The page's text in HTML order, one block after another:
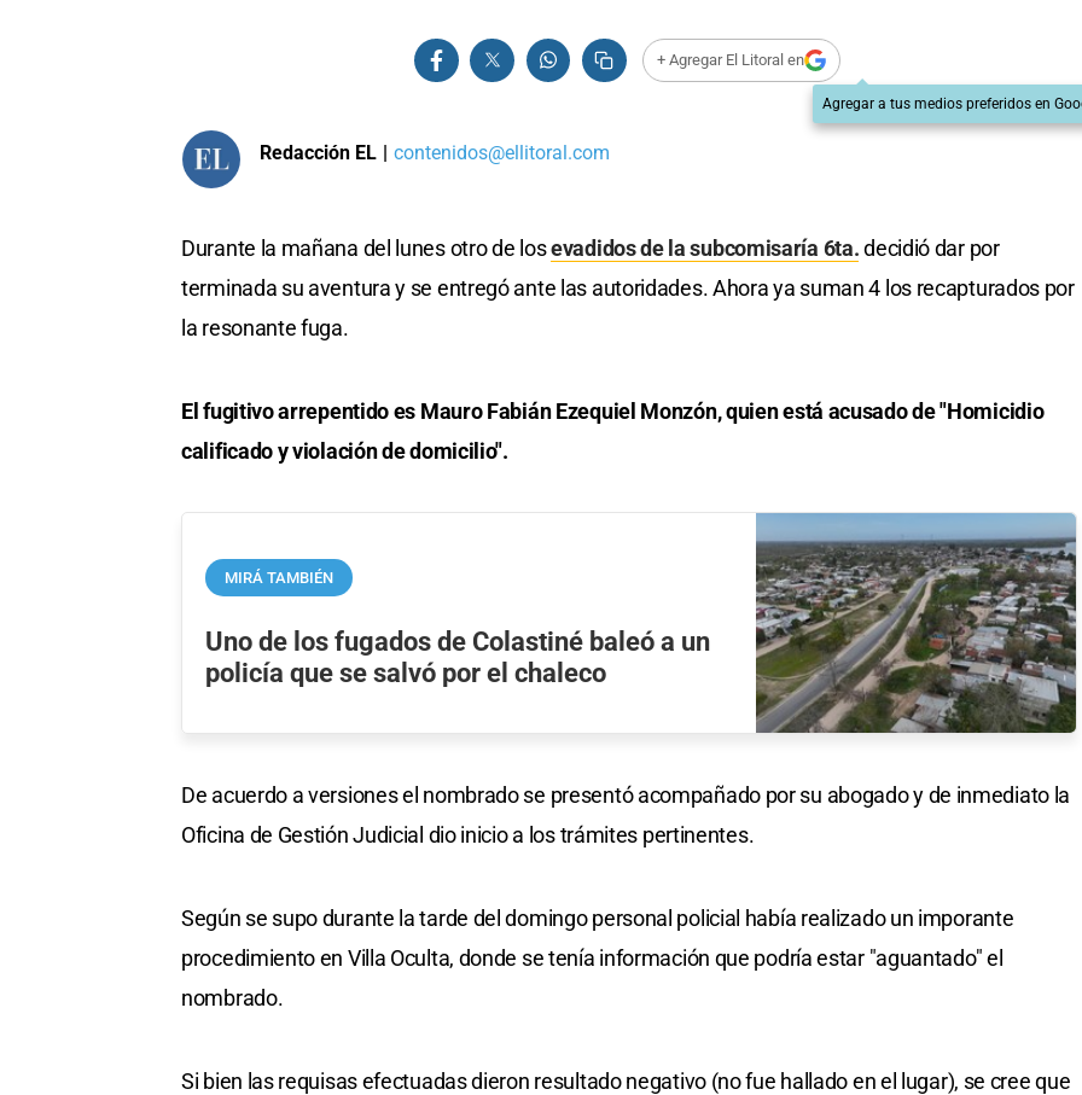
+ Agregar El Litoral en
Agregar a tus medios preferidos en
Redacción EL | contenidos@ellitoral.com
Durante la mañana del lunes otro de losevadidos de la subcomisaría 6ta.decidió dar por
terminada su aventura y se entregó ante las autoridades. Ahora ya suman 4 los recapturados por
la resonante fuga.
El fugitivo arrepentido es Mauro Fabián Ezequiel Monzón, quien está acusado de "Homicidio
calificado y violación de domicilio".
MIRÁ TAMBIÉN
Uno de los fugados de Colastiné baleó a un
policía que se salvó por el chaleco
De acuerdo a versiones el nombrado se presentó acompañado por su abogado y de inmediato la
Oficina de Gestión Judicial dio inicio a los trámites pertinentes.
Según se supo durante la tarde del domingo personal policial había realizado un imporante
procedimiento en Villa Oculta, donde se tenía información que podría estar "aguantado" el
nombrado.
Si bien las requisas efectuadas dieron resultado negativo (no fue hallado en el lugar), se cree que